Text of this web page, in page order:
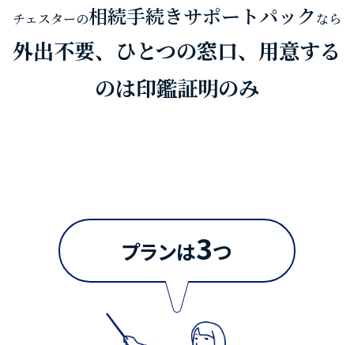
チェスターの相続手続きサポートパックなら
外出不要、ひとつの窓口、用意する
のは印鑑証明のみ
プランは3つ